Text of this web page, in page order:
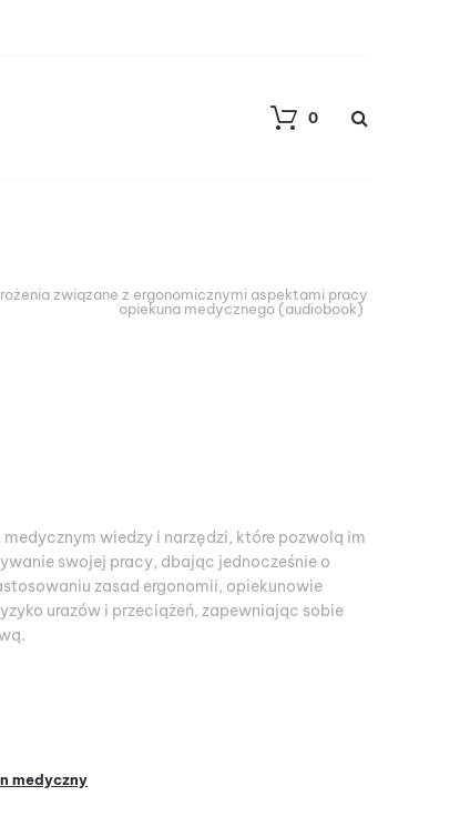
0
związane z ergonomicznymi aspektami pracy
opiekuna medycznego (audiobook)
wiedzy i narzędzi, które pozwolą im
swojej pracy, dbając jednocześnie o
zasad ergonomii, opiekunowie
urazów i przeciążeń, zapewniając sobie
medyczny